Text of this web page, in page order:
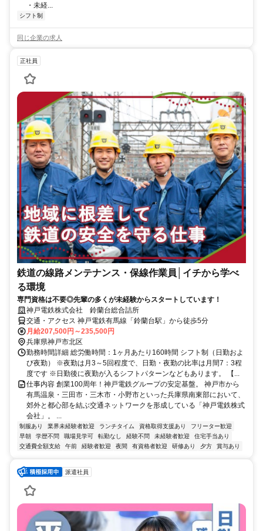
・未経...
シフト制
同じ企業の求人
正社員
鉄道の線路メンテナンス・保線作業員│イチから学べ
る環境
専門資格は不要◎先輩の多くが未経験からスタートしています！
神戸電鉄株式会社 鈴蘭台総合詰所
交通・アクセス 神戸電鉄有馬線「鈴蘭台駅」から徒歩5分
月給207,500円～235,500円
兵庫県神戸市北区
勤務時間詳細 総労働時間：1ヶ月あたり160時間 シフト制（日勤およ
び夜勤） ※夜勤は月3～5回程度で、日勤・夜勤の比率は月間7：3程
度です ※日勤後に夜勤が入るシフトパターンなどもあります。 【...
仕事内容 創業100周年！神戸電鉄グループの安定基盤。 神戸市から
有馬温泉・三田市・三木市・小野市といった兵庫県南東部において、
郊外と都心部を結ぶ交通ネットワークを形成している「神戸電鉄株式
会社」。 ...
制服あり 業界未経験者歓迎 ランチタイム 資格取得支援あり
フリーター歓迎
早朝
学歴不問 職場見学可 転勤なし 経験不問 未経験者歓迎
住宅手当あり
交通費全額支給
午前 経験者歓迎 夜間 有資格者歓迎 研修あり 夕方 賞与あり
派遣社員